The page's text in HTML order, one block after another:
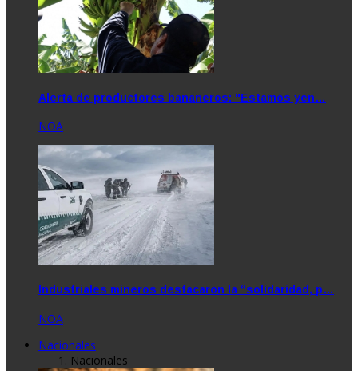
Alerta de productores bananeros: "Estamos yen…
NOA
Industriales mineros destacaron la “solidaridad, p…
NOA
Nacionales
Nacionales